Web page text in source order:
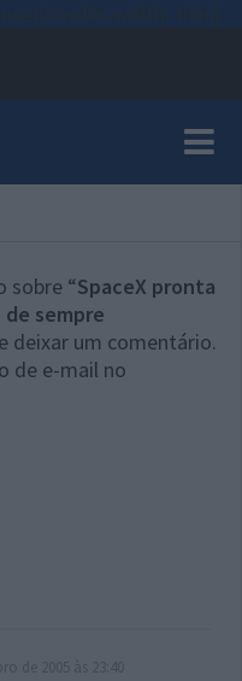
sobre “SpaceX pronta
de sempre
deixar um comentário.
de e-mail no